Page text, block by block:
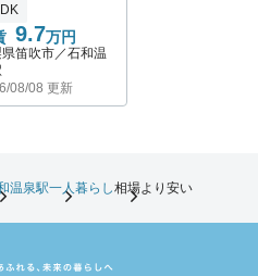
9.7万円
県笛吹市／石和温
08/08 更新
温泉駅一人暮らし相場より安い